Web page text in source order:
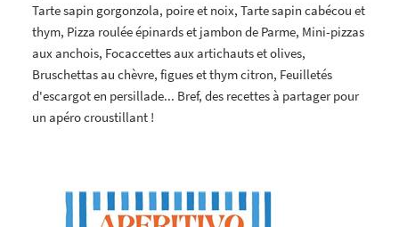
Tarte sapin gorgonzola, poire et noix, Tarte sapin cabécou et
thym, Pizza roulée épinards et jambon de Parme, Mini-pizzas
aux anchois, Focaccettes aux artichauts et olives,
Bruschettas au chèvre, figues et thym citron, Feuilletés
d'escargot en persillade... Bref, des recettes à partager pour
un apéro croustillant !